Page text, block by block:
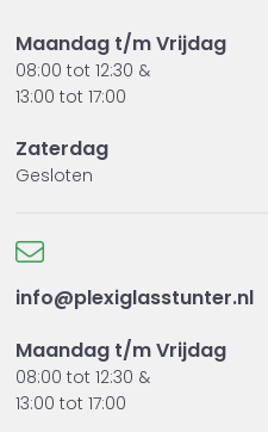
-Algemene verlijmingen
Praktisch en veelzijdig in
Door de dikkere structuur
verwerken bij grotere
oplossingen.
Maandag t/m Vrijdag
08:00 tot 12:30 &
13:00 tot 17:00
Zaterdag
Gesloten
info@plexiglasstunter.nl
Maandag t/m Vrijdag
08:00 tot 12:30 &
13:00 tot 17:00